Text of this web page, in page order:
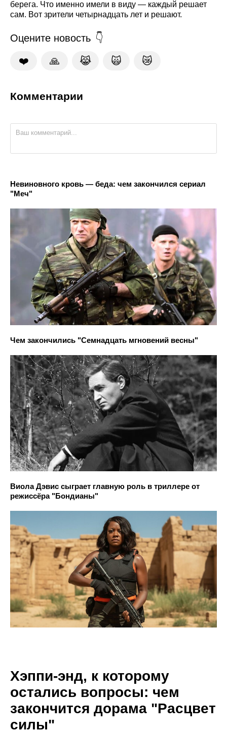
берега. Что именно имели в виду — каждый решает
сам. Вот зрители четырнадцать лет и решают.
Оцените новость
❤️ 🙏 😹 🙀 😿
Комментарии
Невиновного кровь — беда: чем закончился сериал
"Меч"
Чем закончились "Семнадцать мгновений весны"
Виола Дэвис сыграет главную роль в триллере от
режиссёра "Бондианы"
Хэппи-энд, к которому
остались вопросы: чем
закончится дорама "Расцвет
силы"